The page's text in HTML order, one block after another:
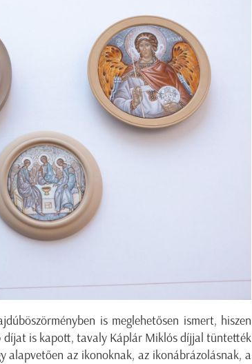
is meglehetősen ismert, hiszen
díjat is kapott, tavaly Káplár Miklós díjjal tüntették
alapvetően az ikonoknak, az ikonábrázolásnak, a